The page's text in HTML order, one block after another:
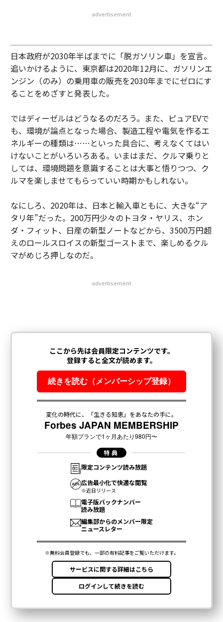
advertisement
日本政府が2030年半ばまでに「脱ガソリン車」を宣言。
追いかけるように、東京都は2020年12月に、ガソリンエ
ンジン（のみ）の乗用車の販売を2030年までにゼロにす
ることをめざすと発表した。
ではディーゼルはどうなるのだろう。また、ピュアEVで
も、環境が論点となった場合、製造工程や電気を作るエ
ネルギーの種類は……といった具合に、考えなくてはい
けないことがいろいろある。いまはまだ、クルマ乗りと
しては、環境問題を意識することは大事と悟りつつ、ク
ルマを楽しませてもらっていい時期かもしれない。
なにしろ、2020年は、日本と輸入車ともに、大きな“ア
タリ年”だった。200万円少々のトヨタ・ヤリス、ホン
ダ・フィット、日産の新型ノートなどから、3500万円超
えのロールスロイスの新型ゴーストまで、楽しめるクル
マがめじろ押しなのだ。
advertisement